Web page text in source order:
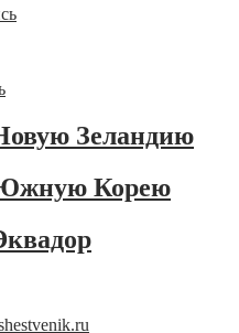
Зеландию
Корею